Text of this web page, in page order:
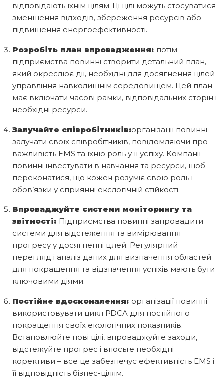
відповідають їхнім цілям. Ці цілі можуть стосуватися
зменшення відходів, збереження ресурсів або
підвищення енергоефективності.
Розробіть план впровадження: потім
підприємства повинні створити детальний план,
який окреслює дії, необхідні для досягнення цілей
управління навколишнім середовищем. Цей план
має включати часові рамки, відповідальних сторін і
необхідні ресурси.
Залучайте співробітників:організації повинні
залучати своїх співробітників, повідомляючи про
важливість EMS та їхню роль у її успіху. Компанії
повинні інвестувати в навчання та ресурси, щоб
переконатися, що кожен розуміє свою роль і
обов’язки у сприянні екологічній стійкості.
Впроваджуйте системи моніторингу та
звітності: Підприємства повинні запровадити
системи для відстеження та вимірювання
прогресу у досягненні цілей. Регулярний
перегляд і аналіз даних для визначення областей
для покращення та відзначення успіхів мають бути
ключовими діями.
Постійне вдосконалення: організації повинні
використовувати цикл PDCA для постійного
покращення своїх екологічних показників.
Встановлюйте нові цілі, впроваджуйте заходи,
відстежуйте прогрес і вносьте необхідні
корективи – все це забезпечує ефективність EMS і
її відповідність бізнес-цілям.